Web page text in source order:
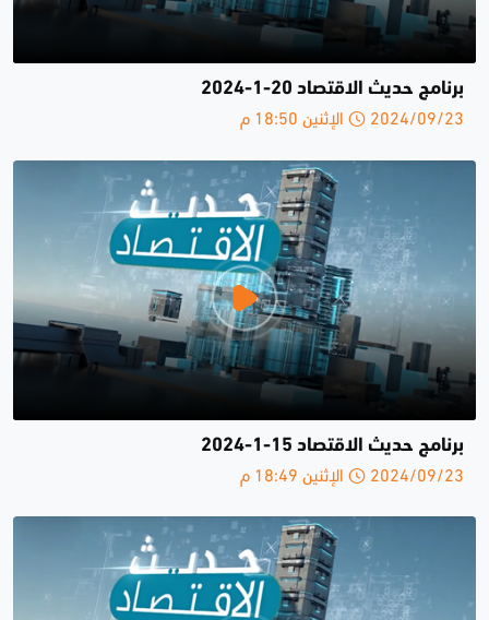
برنامج حديث الاقتصاد 20-1-2024
2024/09/23 الإثنين 18:50 م
برنامج حديث الاقتصاد 15-1-2024
2024/09/23 الإثنين 18:49 م